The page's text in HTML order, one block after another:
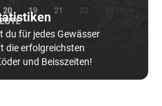
du für jedes Gewässer
die erfolgreichsten
und Beisszeiten!